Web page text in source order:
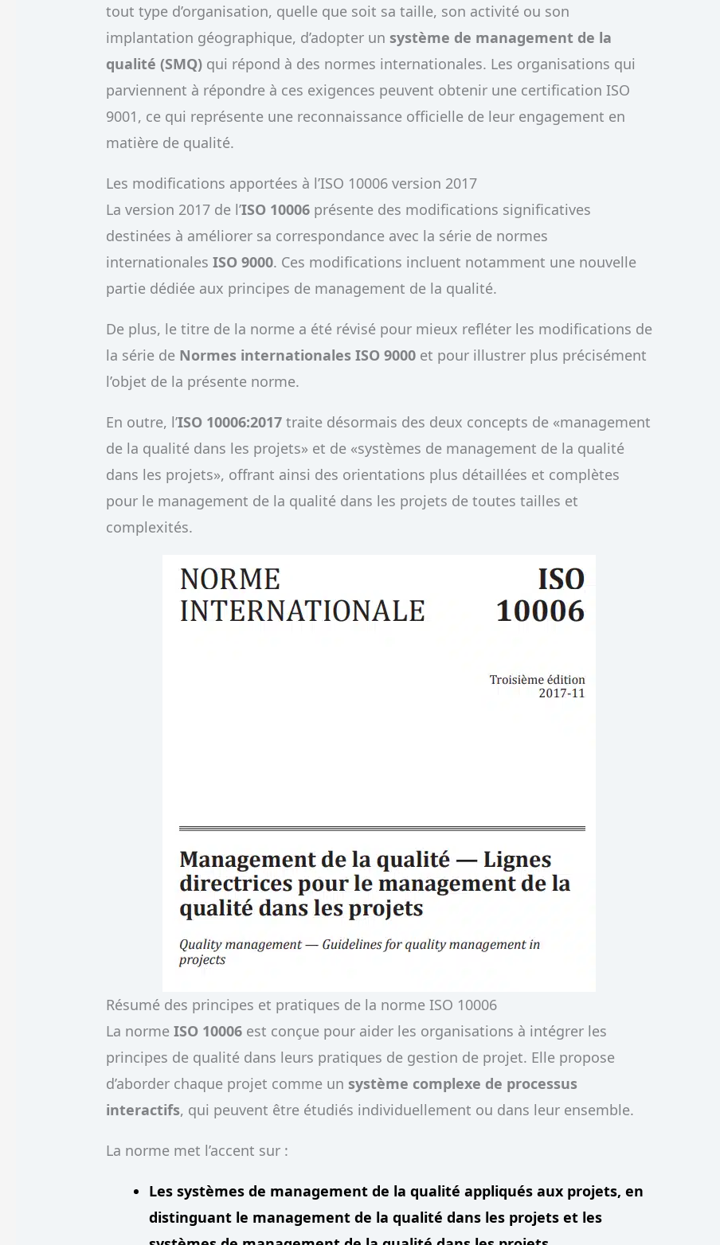
tout type d’organisation, quelle que soit sa taille, son activité ou son
implantation géographique, d’adopter un système de management de la
qualité (SMQ) qui répond à des normes internationales. Les organisations qui
parviennent à répondre à ces exigences peuvent obtenir une certification ISO
9001, ce qui représente une reconnaissance officielle de leur engagement en
matière de qualité.
Les modifications apportées à l’ISO 10006 version 2017
La version 2017 de l’ISO 10006 présente des modifications significatives
destinées à améliorer sa correspondance avec la série de normes
internationalesISO 9000. Ces modifications incluent notamment une nouvelle
partie dédiée aux principes de management de la qualité.
De plus, le titre de la norme a été révisé pour mieux refléter les modifications de
la série de Normes internationales ISO 9000 et pour illustrer plus précisément
l’objet de la présente norme.
En outre, l’ISO 10006:2017 traite désormais des deux concepts de «management
de la qualité dans les projets» et de «systèmes de management de la qualité
dans les projets», offrant ainsi des orientations plus détaillées et complètes
pour le management de la qualité dans les projets de toutes tailles et
complexités.
Résumé des principes et pratiques de la norme ISO 10006
La normeISO 10006 est conçue pour aider les organisations à intégrer les
principes de qualité dans leurs pratiques de gestion de projet. Elle propose
d’aborder chaque projet comme un système complexe de processus
interactifs, qui peuvent être étudiés individuellement ou dans leur ensemble.
La norme met l’accent sur :
Lessystèmes de management de la qualité appliqués aux projets, en
distinguant le management de la qualité dans les projets et les